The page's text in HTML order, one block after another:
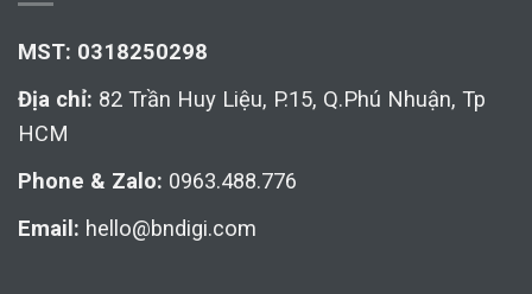
MST: 0318250298
Địa chỉ: 82 Trần Huy Liệu, P.15, Q.Phú Nhuận, Tp
HCM
Phone & Zalo: 0963.488.776
Email: hello@bndigi.com